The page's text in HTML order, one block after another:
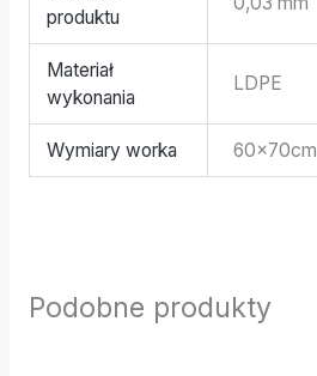
produktu
Materiał
wykonania
LDPE
Wymiary worka 60x70cm
Podobne produkty